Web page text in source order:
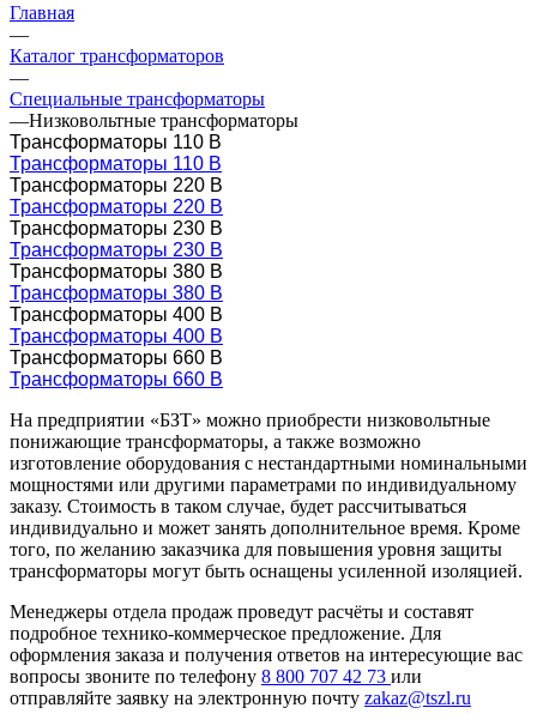
Главная
—
Каталог трансформаторов
—
Специальные трансформаторы
—Низковольтные трансформаторы
Трансформаторы 110 В
Трансформаторы 110 В
Трансформаторы 220 В
Трансформаторы 220 В
Трансформаторы 230 В
Трансформаторы 230 В
Трансформаторы 380 В
Трансформаторы 380 В
Трансформаторы 400 В
Трансформаторы 400 В
Трансформаторы 660 В
Трансформаторы 660 В
На предприятии «БЗТ» можно приобрести низковольтные
понижающие трансформаторы, а также возможно
изготовление оборудования с нестандартными номинальными
мощностями или другими параметрами по индивидуальному
заказу. Стоимость в таком случае, будет рассчитываться
индивидуально и может занять дополнительное время. Кроме
того, по желанию заказчика для повышения уровня защиты
трансформаторы могут быть оснащены усиленной изоляцией.
Менеджеры отдела продаж проведут расчёты и составят
подробное технико-коммерческое предложение. Для
оформления заказа и получения ответов на интересующие вас
вопросы звоните по телефону 8 800 707 42 73 или
отправляйте заявку на электронную почту zakaz@tszl.ru